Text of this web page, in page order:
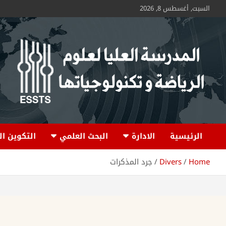
السبت, أغسطس 8, 2026
ESSTS
الرئيسية الادارة البحث العلمي
التكوين
Home
Divers جرد المذكرات